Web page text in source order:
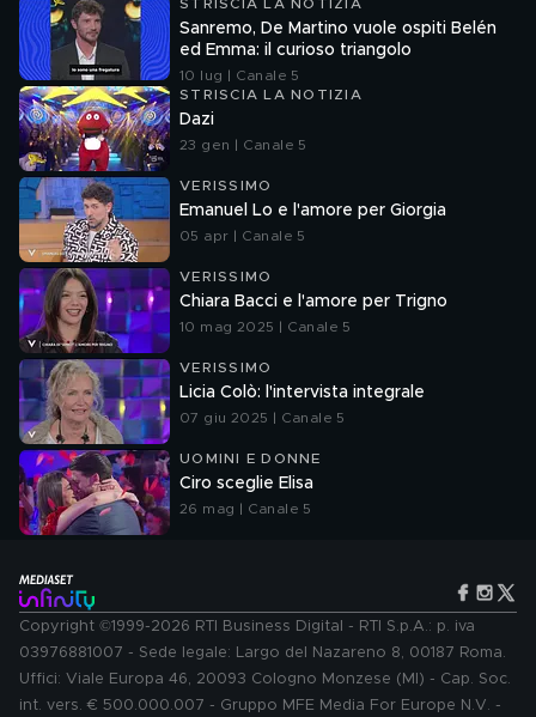
STRISCIA LA NOTIZIA
Sanremo, De Martino vuole ospiti Belén
ed Emma: il curioso triangolo
10 lug | Canale 5
STRISCIA LA NOTIZIA
Dazi
23 gen | Canale 5
VERISSIMO
Emanuel Lo e l'amore per Giorgia
05 apr | Canale 5
VERISSIMO
Chiara Bacci e l'amore per Trigno
10 mag 2025 | Canale 5
VERISSIMO
Licia Colò: l'intervista integrale
07 giu 2025 | Canale 5
UOMINI E DONNE
Ciro sceglie Elisa
26 mag | Canale 5
Copyright ©1999-2026 RTI Business Digital - RTI S.p.A.: p. iva
03976881007 - Sede legale: Largo del Nazareno 8, 00187 Roma.
Uffici: Viale Europa 46, 20093 Cologno Monzese (MI) - Cap. Soc.
int. vers. € 500.000.007 - Gruppo MFE Media For Europe N.V. -